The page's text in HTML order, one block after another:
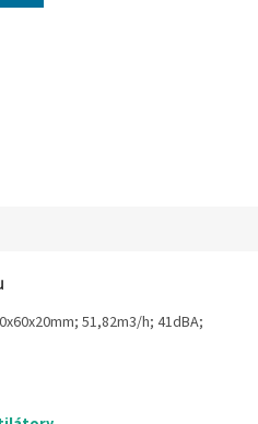
51,82m3/h; 41dBA;